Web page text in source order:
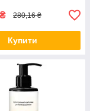
₴ 280,16 ₴
Купити